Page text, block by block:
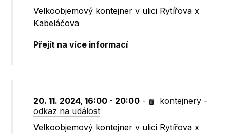
Velkoobjemový kontejner v ulici Rytířova x
Kabeláčova
Přejít na více informací
20. 11. 2024, 16:00 - 20:00 - kontejnery -
odkaz na událost
Velkoobjemový kontejner v ulici Rytířova x